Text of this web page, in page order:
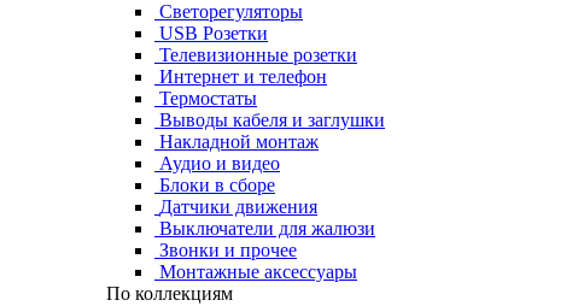
Светорегуляторы
USB Розетки
Телевизионные розетки
Интернет и телефон
Термостаты
Выводы кабеля и заглушки
Накладной монтаж
Аудио и видео
Блоки в сборе
Датчики движения
Выключатели для жалюзи
Звонки и прочее
Монтажные аксессуары
По коллекциям